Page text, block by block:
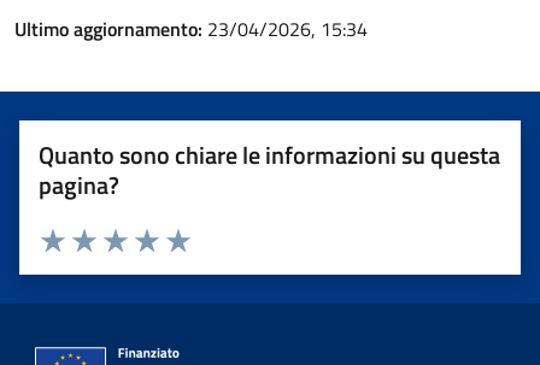
Ultimo aggiornamento: 23/04/2026, 15:34
Quanto sono chiare le informazioni su questa
pagina?
Valuta 5 stelle su 5
Valuta 4 stelle su 5
Valuta 3 stelle su 5
Valuta 2 stelle su 5
Valuta 1 stelle su 5